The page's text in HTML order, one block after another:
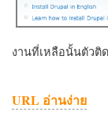
งานที่เหลือนั้นตัวติ
URL อ่านง่าย